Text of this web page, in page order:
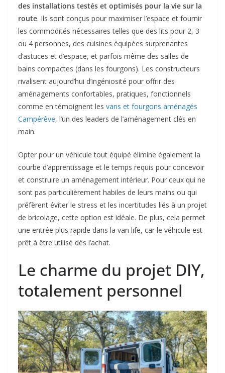
des installations testés et optimisés pour la vie sur la
route. Ils sont conçus pour maximiser l’espace et fournir
les commodités nécessaires telles que des lits pour 2, 3
ou 4 personnes, des cuisines équipées surprenantes
d’astuces et d’espace, et parfois même des salles de
bains compactes (dans les fourgons). Les constructeurs
rivalisent aujourd’hui d’ingéniosité pour offrir des
aménagements confortables, pratiques, fonctionnels
comme en témoignent les vans et fourgons aménagés
Campérêve, l’un des leaders de l’aménagement clés en
main.
Opter pour un véhicule tout équipé élimine également la
courbe d’apprentissage et le temps requis pour concevoir
et construire un aménagement intérieur. Pour ceux qui ne
sont pas particulièrement habiles de leurs mains ou qui
préfèrent éviter le stress et les incertitudes liés à un projet
de bricolage, cette option est idéale. De plus, cela permet
une entrée plus rapide dans la van life, car le véhicule est
prêt à être utilisé dès l’achat.
Le charme du projet DIY,
totalement personnel